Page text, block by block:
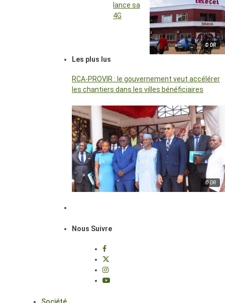
© DR
lance sa
4G
Les plus lus
RCA-PROVIR : le gouvernement veut accélérer
les chantiers dans les villes bénéficiaires
© DR
Nous Suivre